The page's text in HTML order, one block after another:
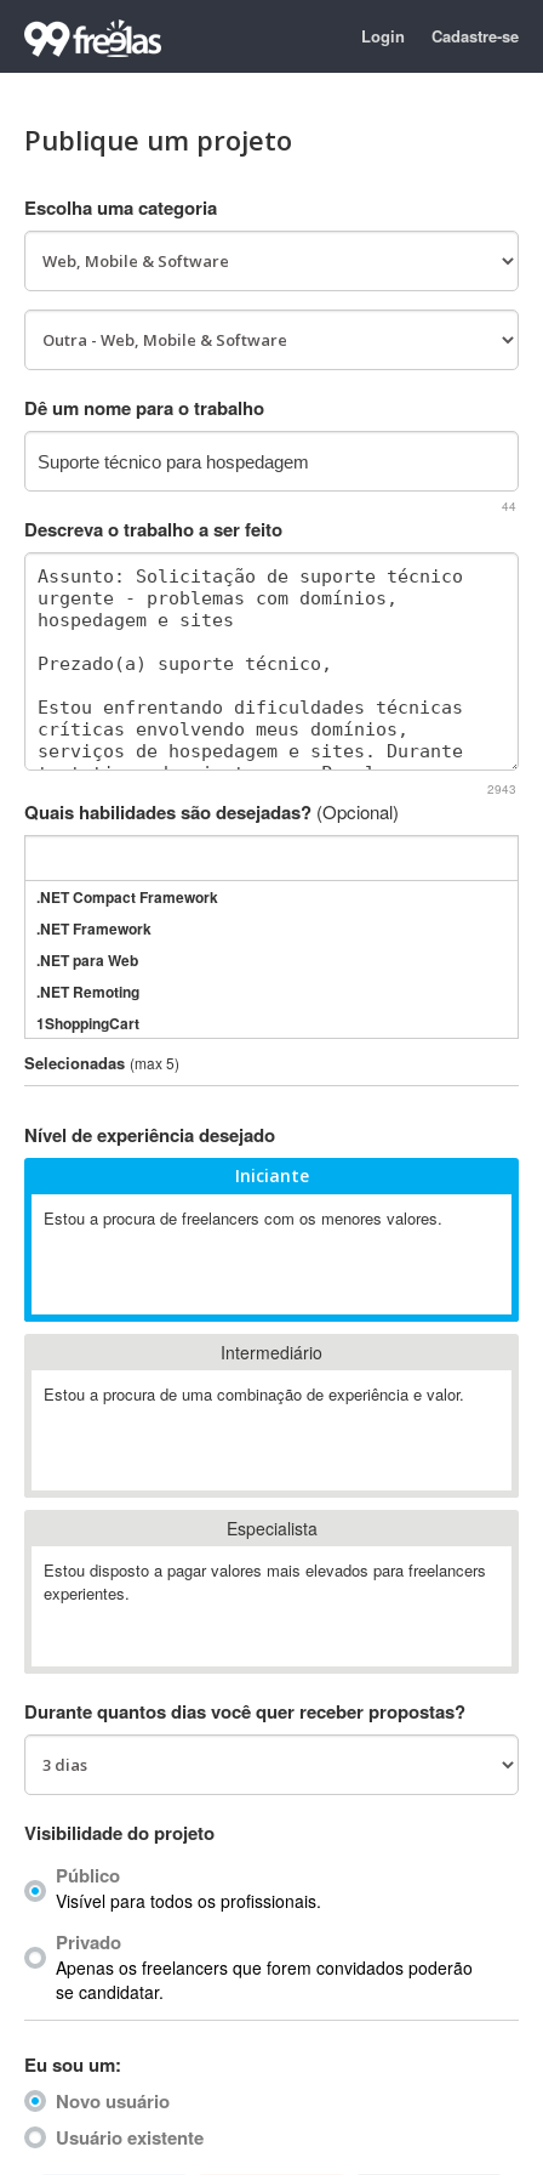
Login Cadastre-se
Publique um projeto
Escolha uma categoria
Dê um nome para o trabalho
44
Descreva o trabalho a ser feito
2943
Quais habilidades são desejadas? (Opcional)
.NET Compact Framework
.NET Framework
.NET para Web
.NET Remoting
1ShoppingCart
3DS Max
3GSM
802.11
A-GPS
ABAP
Abaqus
ABBYY FineReader
Ableton
Ableton Push
Abstract
AC3
ACID Pro
ACPI
Acrobat
Acrobat X
Acronis
ACT
Actimize
ActionScript
ActionScript 3
Selecionadas (max 5)
Nível de experiência desejado
Iniciante
Estou a procura de freelancers com os menores valores.
Intermediário
Estou a procura de uma combinação de experiência e valor.
Especialista
Estou disposto a pagar valores mais elevados para freelancers
experientes.
Durante quantos dias você quer receber propostas?
Visibilidade do projeto
Público
Visível para todos os profissionais.
Privado
Apenas os freelancers que forem convidados poderão
se candidatar.
Eu sou um:
Novo usuário
Usuário existente